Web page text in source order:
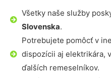
Všetky naše služby
Slovenska.
Potrebujete pomôcť v
dispozícii aj elektrikára,
ďalších remeselníkov.